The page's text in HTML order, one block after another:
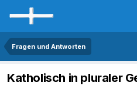
Fragen und Antworten
Katholisch in pluraler